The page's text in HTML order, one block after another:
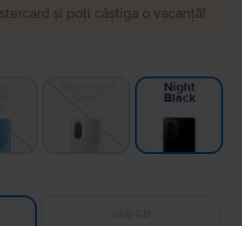
și poți câștiga o vacanță!
Night
Black